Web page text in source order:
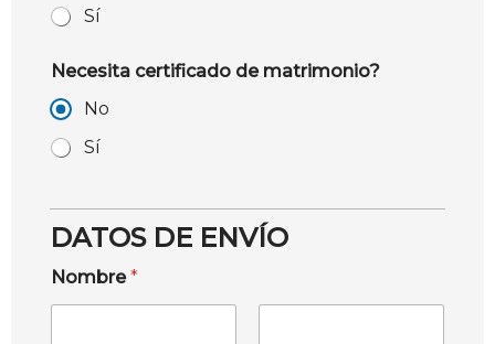
Sí
Necesita certificado de matrimonio?
No
Sí
DATOS DE ENVÍO
Nombre*